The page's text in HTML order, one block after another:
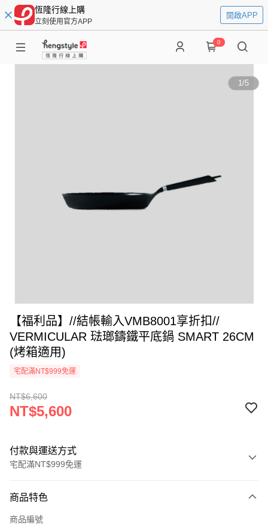
恆隆行線上購
立刻使用官方APP
開啟APP
0
1/5
【福利品】//結帳輸入VMB8001享折扣//
VERMICULAR 琺瑯鑄鐵平底鍋 SMART 26CM
(烤箱適用)
宅配滿NT$999免運
NT$6,600
NT$5,600
付款與運送方式
宅配滿NT$999免運
信用卡一次付款
商品特色
商品編號